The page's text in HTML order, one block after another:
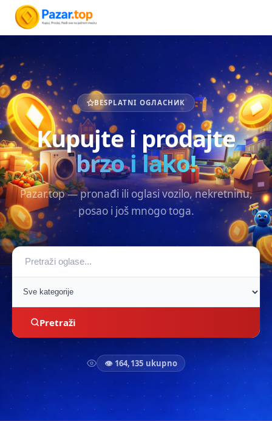
BESPLATNI OGЛАСНИК
Kupujte i prodajte
brzo i lako!
Pazar.top — pronađi ili oglasi vozilo, nekretninu,
posao i još mnogo toga.
Pretraži
👁 164,135 ukupno